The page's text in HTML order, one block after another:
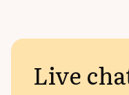
Live